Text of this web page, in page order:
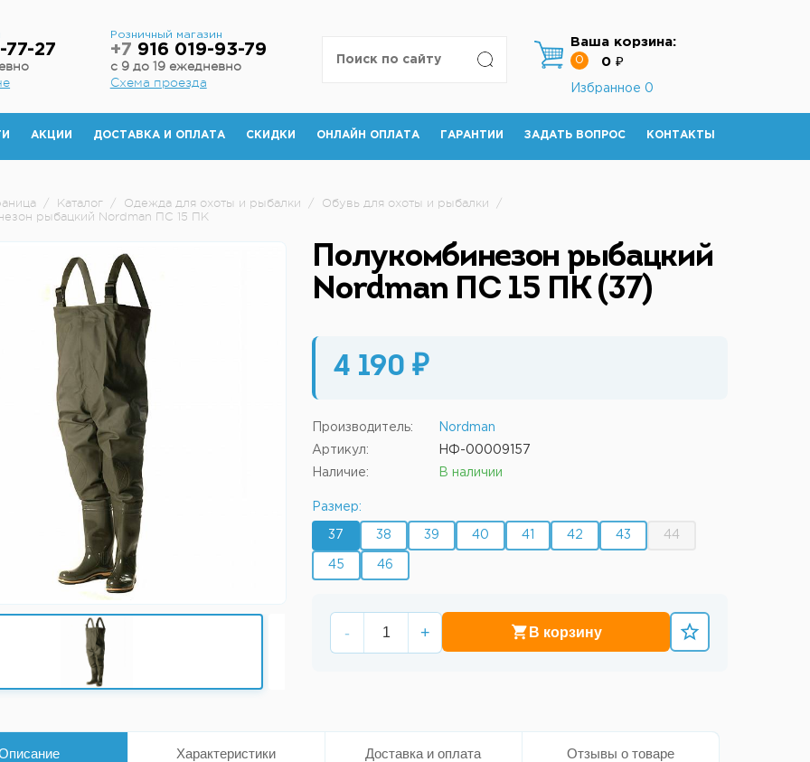
77-27
Розничный магазин
+7 916 019-93-79
с 9 до 19 ежедневно
Схема проезда
Ваша корзина:
0 0 ₽
Избранное 0
АКЦИИ ДОСТАВКА И ОПЛАТА СКИДКИ ОНЛАЙН ОПЛАТА ГАРАНТИИ ЗАДАТЬ ВОПРОС КОНТАКТЫ
/ Каталог / Одежда для охоты и рыбалки / Обувь для охоты и рыбалки
/
рыбацкий Nordman ПС 15 ПК
Полукомбинезон рыбацкий
Nordman ПС 15 ПК (37)
4 190 ₽
Производитель: Nordman
Артикул: НФ-00009157
Наличие: В наличии
Размер:
37 38 39 40 41 42 43 44
45 46
- + В корзину
Характеристики Доставка и оплата Отзывы о товаре